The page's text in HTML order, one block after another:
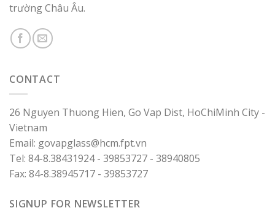
trường Châu Âu.
CONTACT
26 Nguyen Thuong Hien, Go Vap Dist, HoChiMinh City -
Vietnam
Email: govapglass@hcm.fpt.vn
Tel: 84-8.38431924 - 39853727 - 38940805
Fax: 84-8.38945717 - 39853727
SIGNUP FOR NEWSLETTER